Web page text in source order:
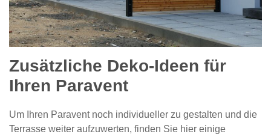
Zusätzliche Deko-Ideen für
Ihren Paravent
Um Ihren Paravent noch individueller zu gestalten und die
Terrasse weiter aufzuwerten, finden Sie hier einige